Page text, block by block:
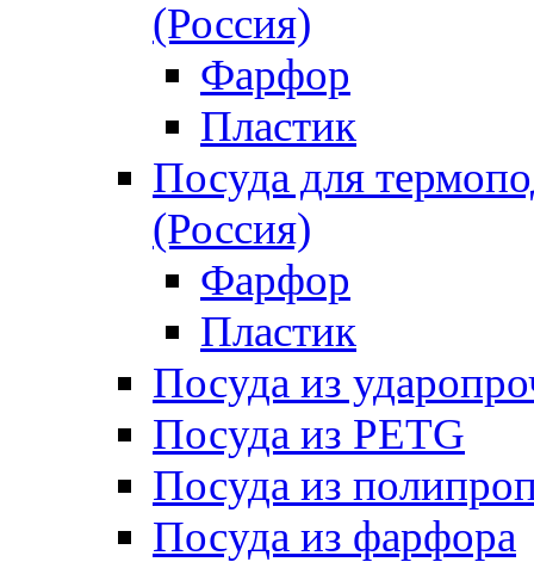
(Россия)
Фарфор
Пластик
Посуда для
(Россия)
Фарфор
Пластик
Посуда из
Посуда из PETG
Посуда из
Посуда из фарфора